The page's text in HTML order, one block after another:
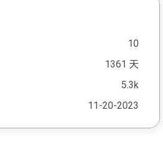
10
1361 天
5.3k
11-20-2023